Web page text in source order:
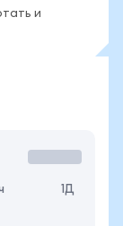
и
1Д